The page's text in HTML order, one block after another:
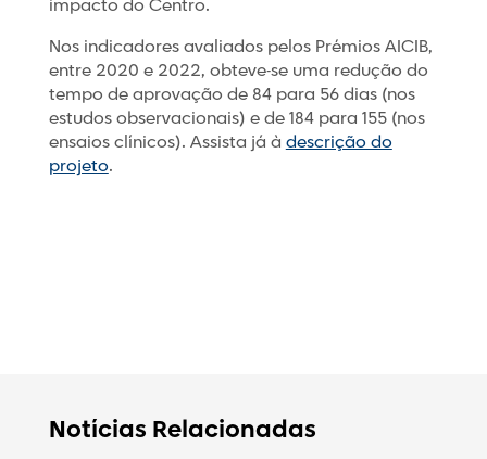
impacto do Centro.
Nos indicadores avaliados pelos Prémios AICIB,
entre 2020 e 2022, obteve-se uma redução do
tempo de aprovação de 84 para 56 dias (nos
estudos observacionais) e de 184 para 155 (nos
ensaios clínicos). Assista já à descrição do
projeto.
Notícias Relacionadas